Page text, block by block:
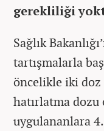
gerekliliği
Sağlık
tartışmalarla
öncelikle iki doz
hatırlatma
uygulananlara 4.